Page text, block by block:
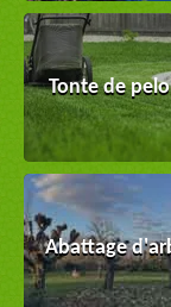
Tonte de
Abattage